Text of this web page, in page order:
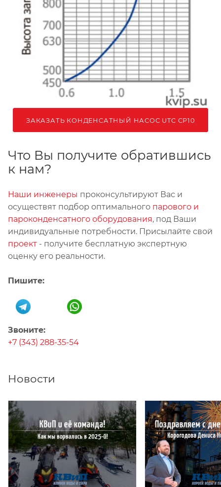
ЗАКАЗАТЬ КОНДЕНСАТНЫЙ НАСОС UTC CP10
Что Вы получите обратившись
к нам?
Наши инженеры проконсультируют Вас и
осуществят подбор оптимального парового и
пароконденсатного оборудования, под Ваши
индивидуальные потребности. Присылайте свой
проект - получите бесплатную экспертную
оценку его реальности.
Пишите:
Звоните:
+7 (343) 288-35-54
Новости